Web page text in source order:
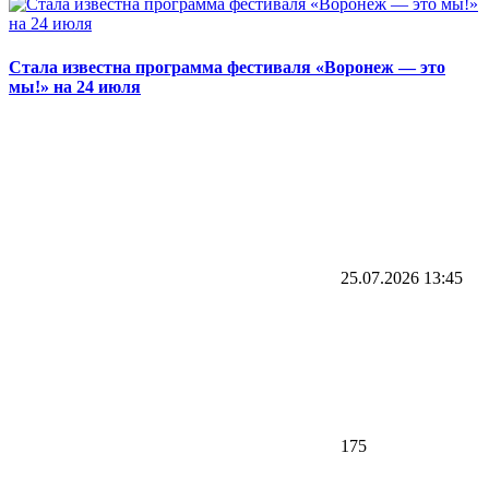
Стала известна программа фестиваля «Воронеж — это
мы!» на 24 июля
25.07.2026 13:45
175